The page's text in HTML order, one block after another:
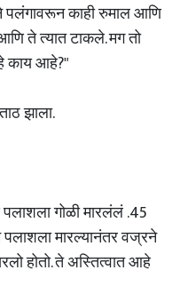
पलंगावरून काही रुमाल आणि
ते त्यात टाकले. मग तो
काय आहे?"
झाला.
गोळी मारलंलं .45
मारल्यानंतर वज्रने
होतो. ते अस्तित्वात आहे